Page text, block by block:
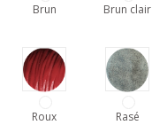
Brun Brun clair
Roux Rasé